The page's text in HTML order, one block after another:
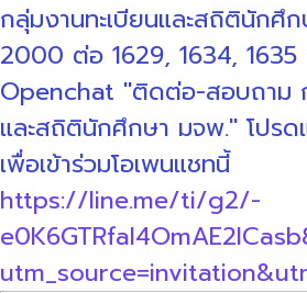
กลุ่มงานทะเบียนและสถิตินักศึ
2000 ต่อ 1629, 1634, 1635
Openchat "ติดต่อ-สอบถาม
และสถิตินักศึกษา มจพ." โปรด
เพื่อเข้าร่วมโอเพนแชทนี้
https://line.me/ti/g2/-